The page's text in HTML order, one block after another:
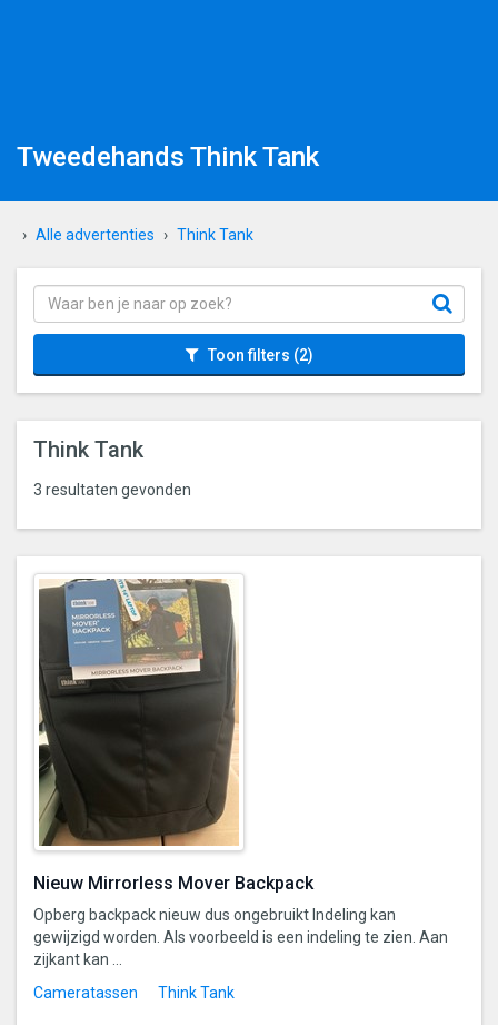
Tweedehands Think Tank
Alle advertenties Think Tank
Toon filters (2)
Think Tank
3 resultaten gevonden
Nieuw Mirrorless Mover Backpack
Opberg backpack nieuw dus ongebruikt Indeling kan
gewijzigd worden. Als voorbeeld is een indeling te zien. Aan
zijkant kan ...
Cameratassen
Think Tank